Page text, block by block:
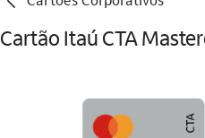
Cartão Itaú CTA